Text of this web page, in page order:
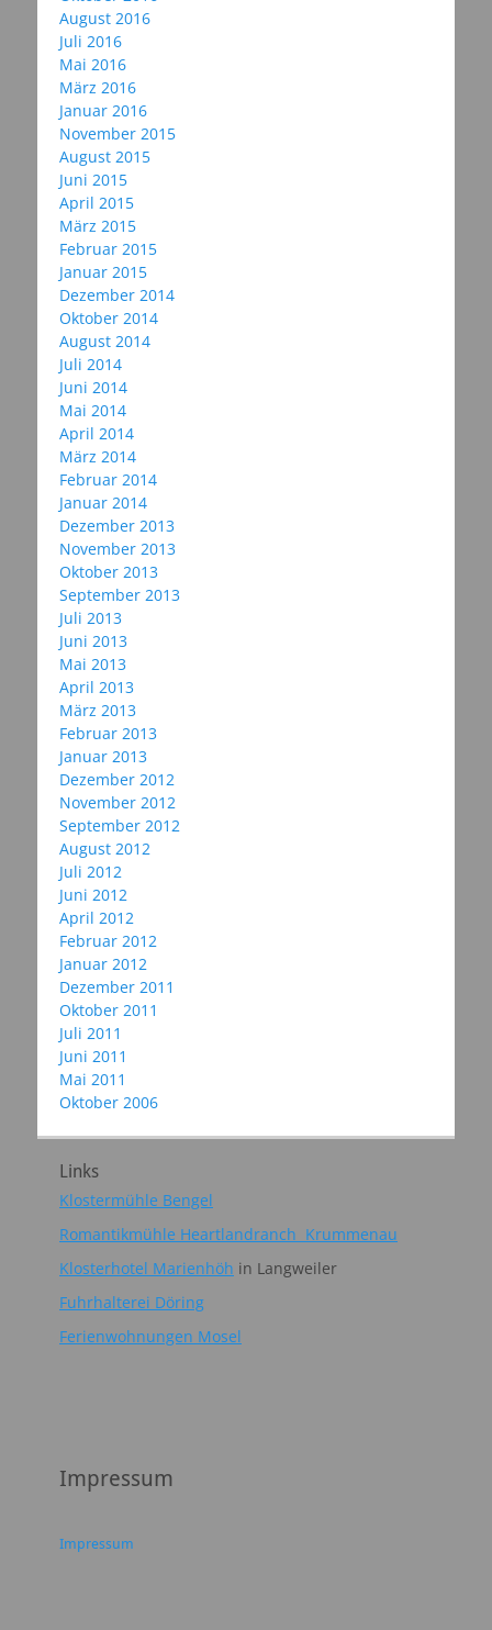
August 2016
Juli 2016
Mai 2016
März 2016
Januar 2016
November 2015
August 2015
Juni 2015
April 2015
März 2015
Februar 2015
Januar 2015
Dezember 2014
Oktober 2014
August 2014
Juli 2014
Juni 2014
Mai 2014
April 2014
März 2014
Februar 2014
Januar 2014
Dezember 2013
November 2013
Oktober 2013
September 2013
Juli 2013
Juni 2013
Mai 2013
April 2013
März 2013
Februar 2013
Januar 2013
Dezember 2012
November 2012
September 2012
August 2012
Juli 2012
Juni 2012
April 2012
Februar 2012
Januar 2012
Dezember 2011
Oktober 2011
Juli 2011
Juni 2011
Mai 2011
Oktober 2006
Links
Klostermühle Bengel
Romantikmühle Heartlandranch Krummenau
Klosterhotel Marienhöh in Langweiler
Fuhrhalterei Döring
Ferienwohnungen Mosel
Impressum
Impressum